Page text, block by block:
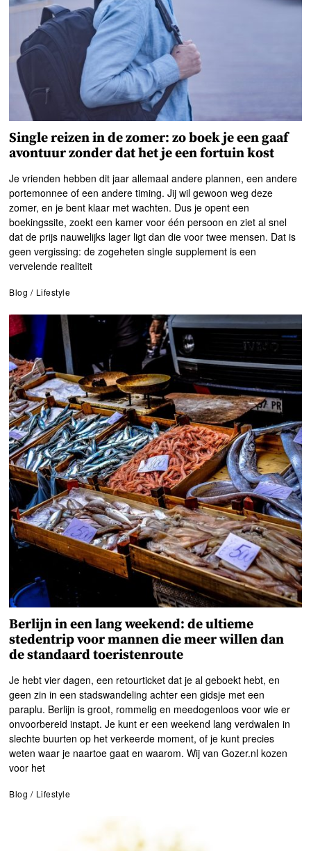
Single reizen in de zomer: zo boek je een gaaf
avontuur zonder dat het je een fortuin kost
Je vrienden hebben dit jaar allemaal andere plannen, een andere
portemonnee of een andere timing. Jij wil gewoon weg deze
zomer, en je bent klaar met wachten. Dus je opent een
boekingssite, zoekt een kamer voor één persoon en ziet al snel
dat de prijs nauwelijks lager ligt dan die voor twee mensen. Dat is
geen vergissing: de zogeheten single supplement is een
vervelende realiteit
Blog / Lifestyle
Berlijn in een lang weekend: de ultieme
stedentrip voor mannen die meer willen dan
de standaard toeristenroute
Je hebt vier dagen, een retourticket dat je al geboekt hebt, en
geen zin in een stadswandeling achter een gidsje met een
paraplu. Berlijn is groot, rommelig en meedogenloos voor wie er
onvoorbereid instapt. Je kunt er een weekend lang verdwalen in
slechte buurten op het verkeerde moment, of je kunt precies
weten waar je naartoe gaat en waarom. Wij van Gozer.nl kozen
voor het
Blog / Lifestyle